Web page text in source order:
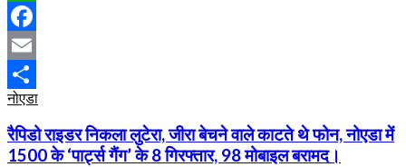
WhatsApp
Facebook
Email
Share
नोएडा
रैपिडो राइडर निकला लुटेरा, जीरा बेचने वाले काटते थे फोन, नोएडा में
1500 के ‘पार्ट्स गैंग’ के 8 गिरफ्तार, 98 मोबाइल बरामद।